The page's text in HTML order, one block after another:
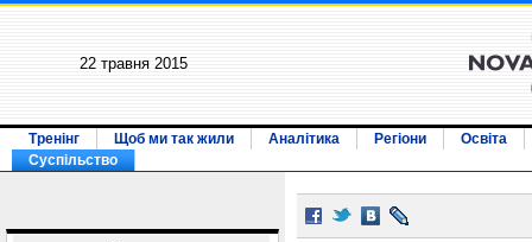
22 травня 2015
Тренінг Щоб ми так жили Аналітика Регіони
Освіта
Суспільство